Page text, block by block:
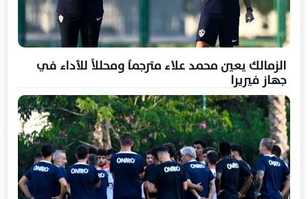
الزمالك يعين محمد علاء مترجماً ومحللاً للأداء في
جهاز فيريرا